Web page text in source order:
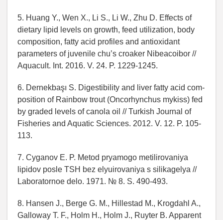
5. Huang Y., Wen X., Li S., Li W., Zhu D. Effects of
dietary lipid levels on growth, feed utilization, body
composition, fatty acid profiles and antioxidant
parameters of juvenile chu’s croaker Nibeacoibor //
Aquacult. Int. 2016. V. 24. P. 1229-1245.
6. Dernekbaşı S. Digestibility and liver fatty acid com-
position of Rainbow trout (Oncorhynchus mykiss) fed
by graded levels of canola oil // Turkish Journal of
Fisheries and Aquatic Sciences. 2012. V. 12. P. 105-
113.
7. Cyganov E. P. Metod pryamogo metilirovaniya
lipidov posle TSH bez elyuirovaniya s silikagelya //
Laboratornoe delo. 1971. № 8. S. 490-493.
8. Hansen J., Berge G. M., Hillestad M., Krogdahl A.,
Galloway T. F., Holm H., Holm J., Ruyter B. Apparent